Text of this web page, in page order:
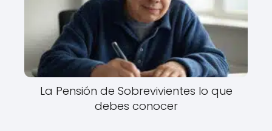
La Pensión de Sobrevivientes lo que
debes conocer